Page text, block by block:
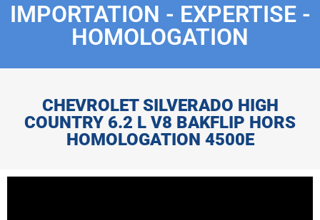
IMPORTATION - EXPERTISE -
HOMOLOGATION
CHEVROLET SILVERADO HIGH
COUNTRY 6.2 L V8 BAKFLIP HORS
HOMOLOGATION 4500E